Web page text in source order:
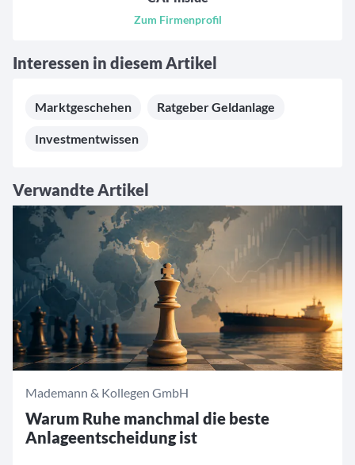
Zum Firmenprofil
Interessen in diesem Artikel
Marktgeschehen Ratgeber Geldanlage
Investmentwissen
Verwandte Artikel
Mademann & Kollegen GmbH
Warum Ruhe manchmal die beste
Anlageentscheidung ist